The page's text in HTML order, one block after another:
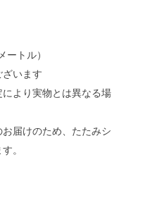
トル）
います
より実物とは異なる場
届けのため、たたみシ
。